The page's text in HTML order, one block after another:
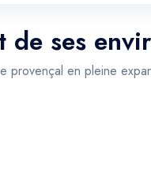
ses
en pleine